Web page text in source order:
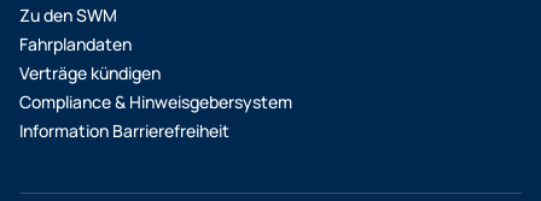
Zu den SWM
Fahrplandaten
Verträge kündigen
Compliance & Hinweisgebersystem
Information Barrierefreiheit